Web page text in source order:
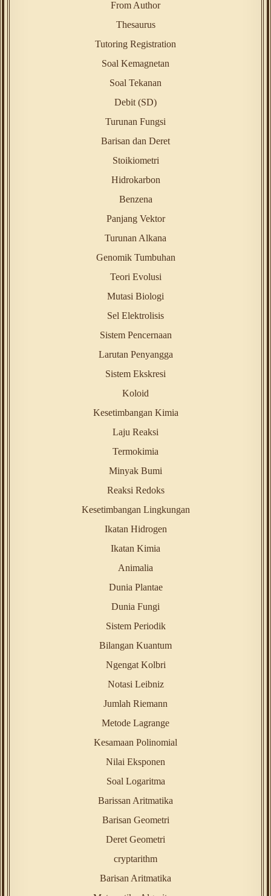
From Author
Thesaurus
Tutoring Registration
Soal Kemagnetan
Soal Tekanan
Debit (SD)
Turunan Fungsi
Barisan dan Deret
Stoikiometri
Hidrokarbon
Benzena
Panjang Vektor
Turunan Alkana
Genomik Tumbuhan
Teori Evolusi
Mutasi Biologi
Sel Elektrolisis
Sistem Pencernaan
Larutan Penyangga
Sistem Ekskresi
Koloid
Kesetimbangan Kimia
Laju Reaksi
Termokimia
Minyak Bumi
Reaksi Redoks
Kesetimbangan Lingkungan
Ikatan Hidrogen
Ikatan Kimia
Animalia
Dunia Plantae
Dunia Fungi
Sistem Periodik
Bilangan Kuantum
Ngengat Kolbri
Notasi Leibniz
Jumlah Riemann
Metode Lagrange
Kesamaan Polinomial
Nilai Eksponen
Soal Logaritma
Barissan Aritmatika
Barisan Geometri
Deret Geometri
cryptarithm
Barisan Aritmatika